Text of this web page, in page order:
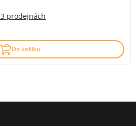
3 prodejnách
Do košíku